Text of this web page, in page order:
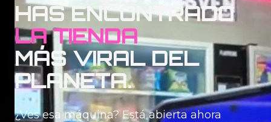
HAS ENCONTRADO
LA TIENDA
MÁS VIRAL DEL
PLANETA.
¿Ves esa máquina? Está abierta ahora